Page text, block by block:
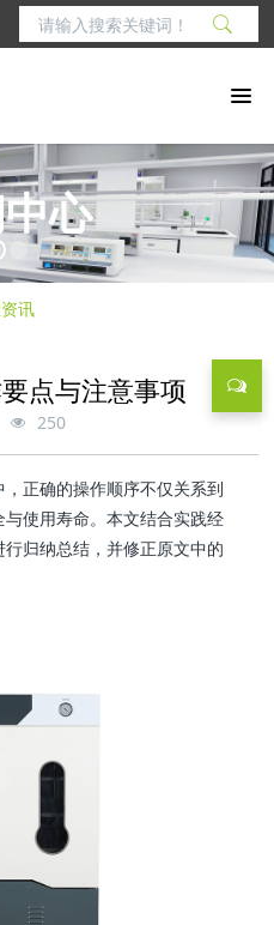
心
讯
点与注意事项
250
，正确的操作顺序不仅关系到
使用寿命。本文结合实践经
归纳总结，并修正原文中的